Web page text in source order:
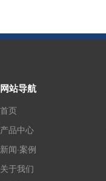
网站导航
首页
产品中心
新闻·案例
关于我们